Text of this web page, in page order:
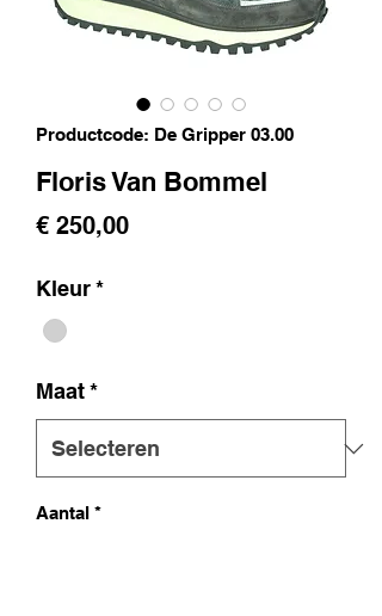
Productcode: De Gripper 03.00
Floris Van Bommel
€ 250,00Prijs
Kleur*
Maat*
Aantal *